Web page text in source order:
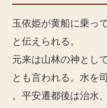
玉依姫が黄船に乗っ
と伝えられる。
元来は山林の神とし
とも言われる。水を
。平安遷都後は治水